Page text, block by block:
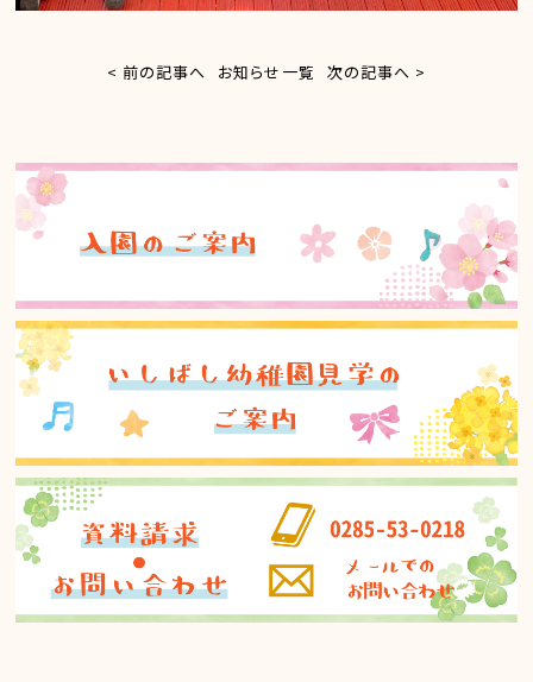
< 前の記事へ お知らせ一覧 次の記事へ >